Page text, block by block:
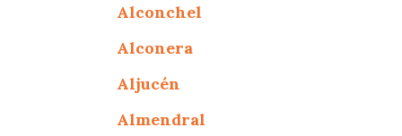
Alconchel
Alconera
Aljucén
Almendral